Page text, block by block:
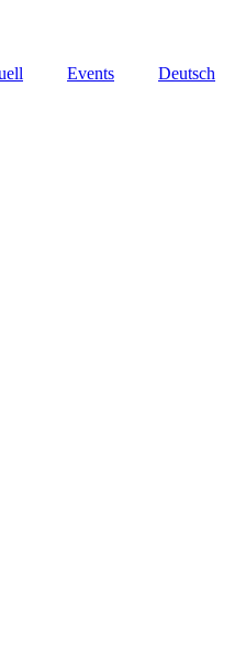
Events Deutsch